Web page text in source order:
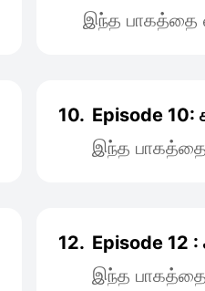
இந்த பாகத்தை
10. Episode 10:
இந்த
12. Episode 12
இந்த